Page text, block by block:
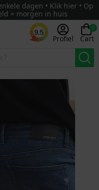
dagen • Klik hier • Op
= morgen in huis
9.5
Profiel
0
Cart